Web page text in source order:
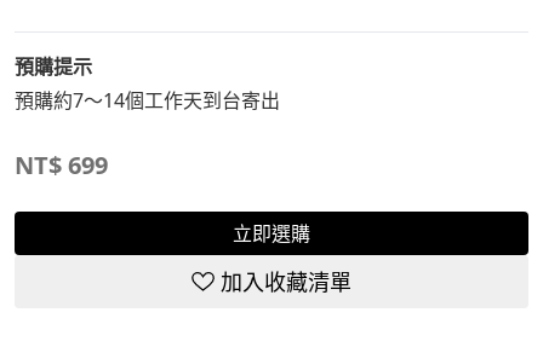
預購提示
預購約7～14個工作天到台寄出
NT$699
立即選購
加入收藏清單